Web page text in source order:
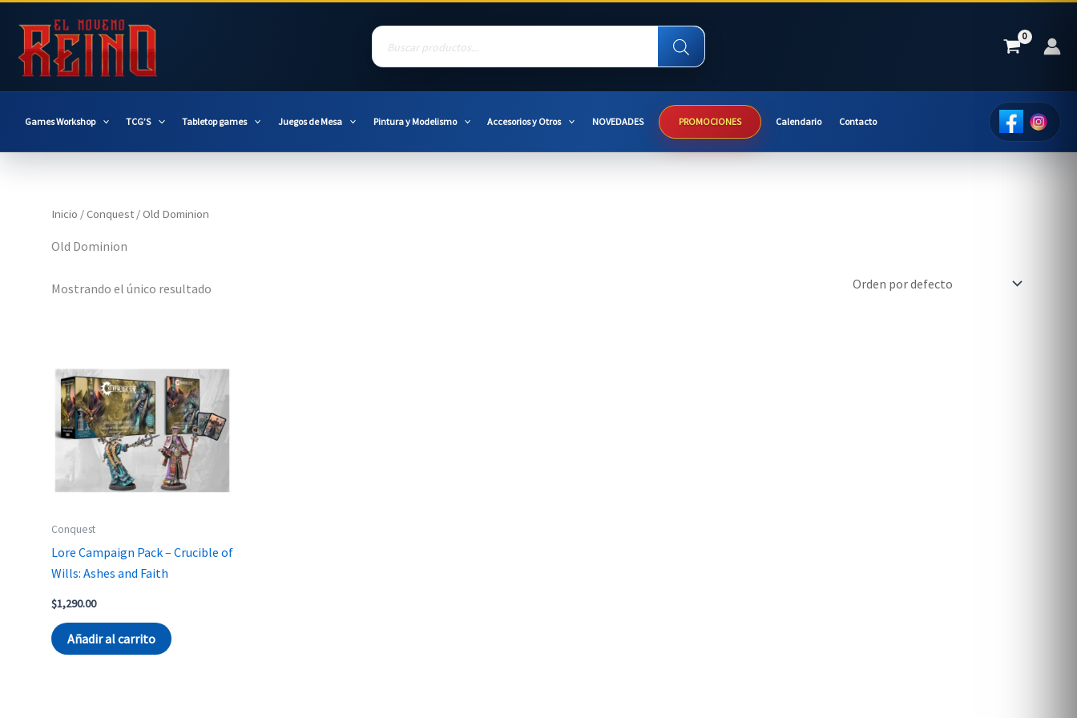
contenido
Products
search
Games Workshop TCG’S Tabletop games Juegos de Mesa Pintura y Modelismo Accesorios y Otros NOVEDADES PROMOCIONES Calendario Contacto
Inicio /Conquest / Old Dominion
Old Dominion
Mostrando el único resultado
Conquest
Lore Campaign Pack – Crucible of
Wills: Ashes and Faith
$1,290.00
Añadir al carrito